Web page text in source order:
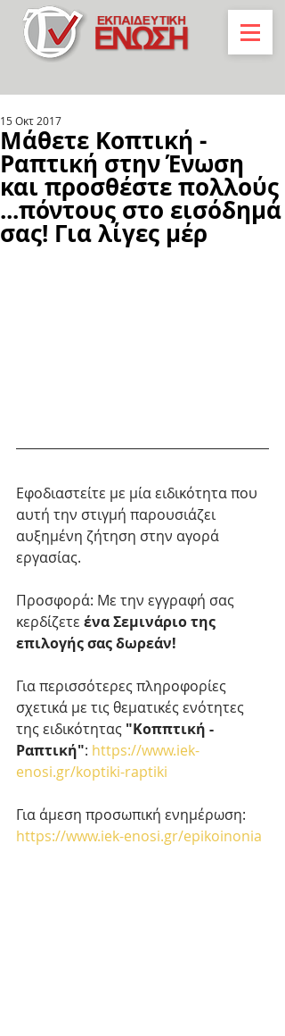
Μάθετε Κοπτική -
Ραπτική στην Ένωση
και προσθέστε πολλούς
...πόντους στο εισόδημά
σας! Για λίγες μέρ
15 Οκτ 2017
Εφοδιαστείτε με μία ειδικότητα που
αυτή την στιγμή παρουσιάζει
αυξημένη ζήτηση στην αγορά
εργασίας.
Προσφορά: Με την εγγραφή σας
κερδίζετε ένα Σεμινάριο της
επιλογής σας δωρεάν!
Για περισσότερες πληροφορίες
σχετικά με τις θεματικές ενότητες
της ειδικότητας "Κοππτική -
Ραπτική": https://www.iek-
enosi.gr/koptiki-raptiki
Για άμεση προσωπική ενημέρωση:
https://www.iek-enosi.gr/epikoinonia